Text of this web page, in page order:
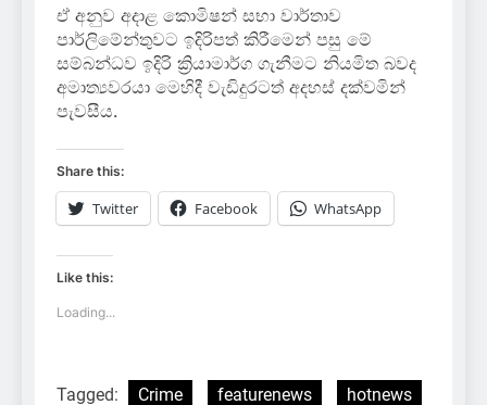
ඒ අනුව අදාළ කොමිෂන් සභා වාර්තාව
පාර්ලිමේන්තුවට ඉදිරිපත් කිරීමෙන් පසු මේ
සම්බන්ධව ඉදිරි ක්‍රියාමාර්ග ගැනීමට නියමිත බවද
අමාත්‍යවරයා මෙහිදී වැඩිදුරටත් අදහස් දක්වමින්
පැවසීය.
Share this:
Twitter Facebook WhatsApp
Like this:
Loading...
Tagged: Crime featurenews
hotnews